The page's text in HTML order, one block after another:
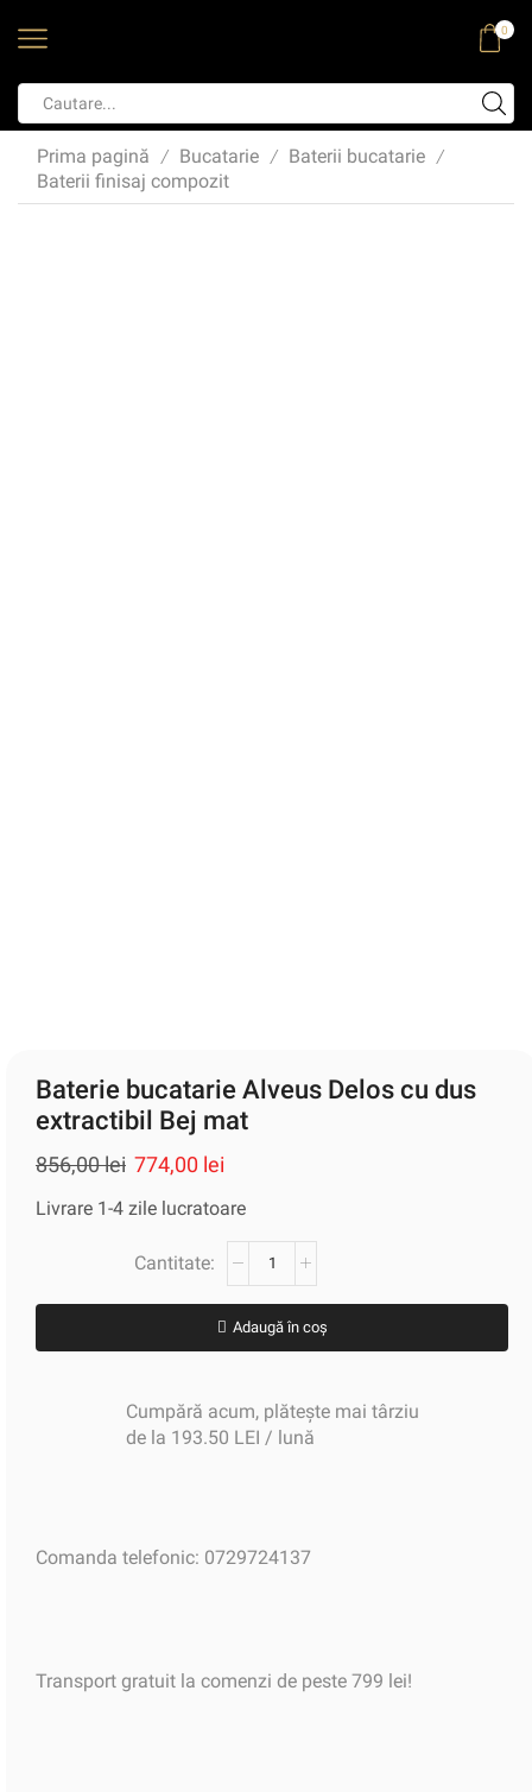
0
Prima pagină / Bucatarie / Baterii bucatarie /
Baterii finisaj compozit
Baterie bucatarie Alveus Delos cu dus
extractibil Bej mat
856,00lei 774,00 lei
Livrare 1-4 zile lucratoare
Adaugă în coș
Cumpără acum, plătește mai târziu
de la 193.50 LEI / lună
Comanda telefonic: 0729724137
Transport gratuit la comenzi de peste 799 lei!